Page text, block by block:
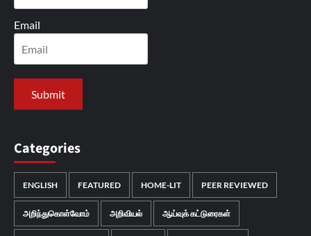
Email
Categories
ENGLISH FEATURED HOME-LIT PEER REVIEWED
அறிந்துகொள்வோம் அறிவியல் ஆய்வுக் கட்டுரைகள்